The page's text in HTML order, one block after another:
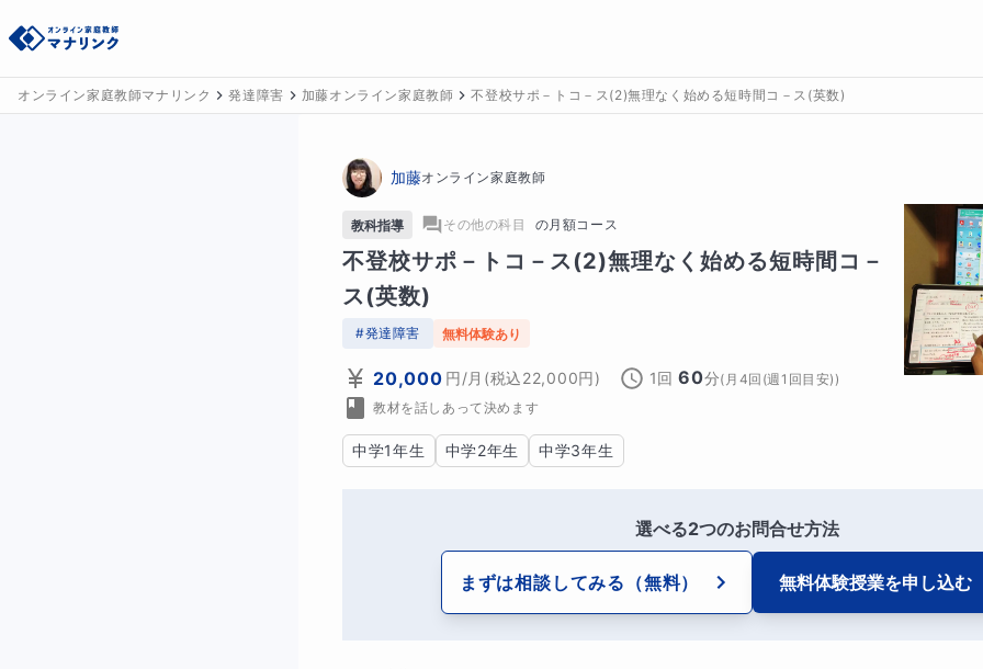
オンライン家庭教師マナリンク 発達障害 加藤オンライン家庭教師 不登校サポ－トコ－ス(2)無理なく始める短時間コ－ス(英数)
加藤オンライン家庭教師
教科指導 その他の科目 の月額コース
不登校サポ－トコ－ス(2)無理なく始める短時間コ－
ス(英数)
#発達障害 無料体験あり
20,000 円/月 (税込22,000円) 1回 60分( 月4回(週1回目安) )
教材を話しあって決めます
中学1年生 中学2年生 中学3年生
選べる2つのお問合せ方法
まずは相談してみる （無料） 無料体験授業を申し込む